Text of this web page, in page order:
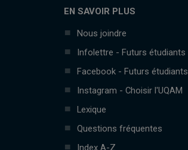
EN SAVOIR PLUS
Nous joindre
Infolettre - Futurs étudiants
Facebook - Futurs étudiants
Instagram - Choisir l'UQAM
Lexique
Questions fréquentes
Index A-Z